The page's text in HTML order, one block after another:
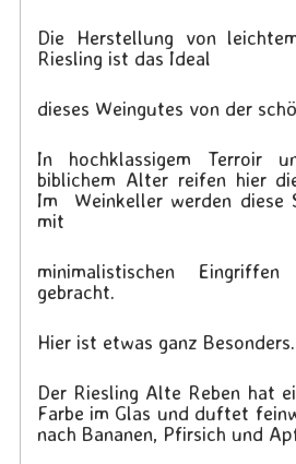
Die Herstellung von
Riesling ist das Ideal
dieses Weingutes von der
In hochklassigem Terroir
biblichem Alter reifen hier
Im Weinkeller werden diese
mit
minimalistischen
gebracht.
Hier ist etwas ganz Besonders.
Der Riesling Alte Reben hat
Farbe im Glas und duftet
nach Bananen, Pfirsich und